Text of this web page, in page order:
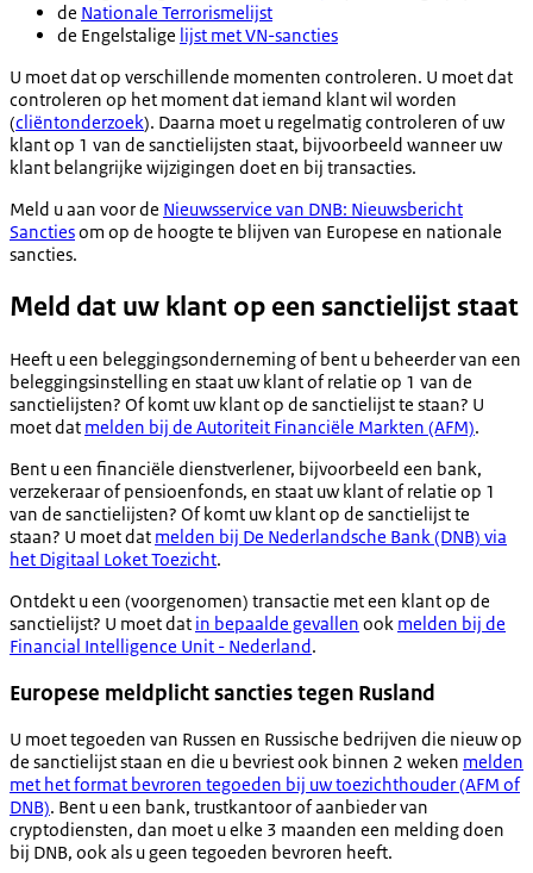
de Nationale Terrorismelijst
de Engelstalige lijst met VN-sancties
U moet dat op verschillende momenten controleren. U moet dat
controleren op het moment dat iemand klant wil worden
(cliëntonderzoek). Daarna moet u regelmatig controleren of uw
klant op 1 van de sanctielijsten staat, bijvoorbeeld wanneer uw
klant belangrijke wijzigingen doet en bij transacties.
Meld u aan voor de Nieuwsservice van DNB: Nieuwsbericht
Sanctiesom op de hoogte te blijven van Europese en nationale
sancties.
Meld dat uw klant op een sanctielijst staat
Heeft u een beleggingsonderneming of bent u beheerder van een
beleggingsinstelling en staat uw klant of relatie op 1 van de
sanctielijsten? Of komt uw klant op de sanctielijst te staan? U
moet dat melden bij de Autoriteit Financiële Markten (AFM).
Bent u een financiële dienstverlener, bijvoorbeeld een bank,
verzekeraar of pensioenfonds, en staat uw klant of relatie op 1
van de sanctielijsten? Of komt uw klant op de sanctielijst te
staan? U moet dat melden bij De Nederlandsche Bank (DNB) via
het Digitaal Loket Toezicht.
Ontdekt u een (voorgenomen) transactie met een klant op de
sanctielijst? U moet dat in bepaalde gevallen ook melden bij de
Financial Intelligence Unit - Nederland.
Europese meldplicht sancties tegen Rusland
U moet tegoeden van Russen en Russische bedrijven die nieuw op
de sanctielijst staan en die u bevriest ook binnen 2 weken melden
met het format bevroren tegoeden bij uw toezichthouder (AFM of
DNB). Bent u een bank, trustkantoor of aanbieder van
cryptodiensten, dan moet u elke 3 maanden een melding doen
bij DNB, ook als u geen tegoeden bevroren heeft.